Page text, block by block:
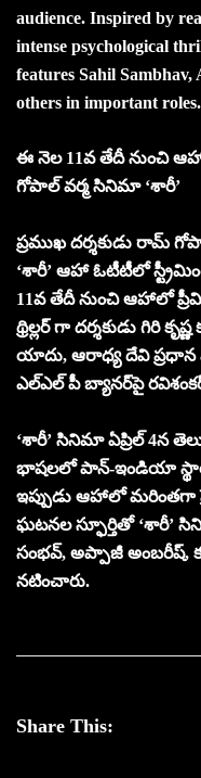
audience. Inspired by
intense psychological
features Sahil
others in important roles.
ఈ నెల 11వ తేదీ నుంచి ఆహా
గోపాల్ వర్మ సినిమా ‘శారీ’
ప్రముఖ దర్శకుడు రామ్
‘శారీ’ ఆహా ఓటీటీలో
11వ తేదీ నుంచి ఆహాలో
థ్రిల్లర్ గా దర్శకుడు గిరి
యాదు, ఆరాధ్య దేవి ప్రధాన
ఎల్ఎల్ పీ బ్యానర్‌పై
‘శారీ’ సినిమా ఏప్రిల్ 4న
భాషలలో పాన్-ఇండియా స్థాయిలో
ఇప్పుడు ఆహాలో మరింతగా
ఘటనల స్ఫూర్తితో ‘శారీ’
సంభవ్, అప్పాజీ అంబరీష్,
నటించారు.
Share This: